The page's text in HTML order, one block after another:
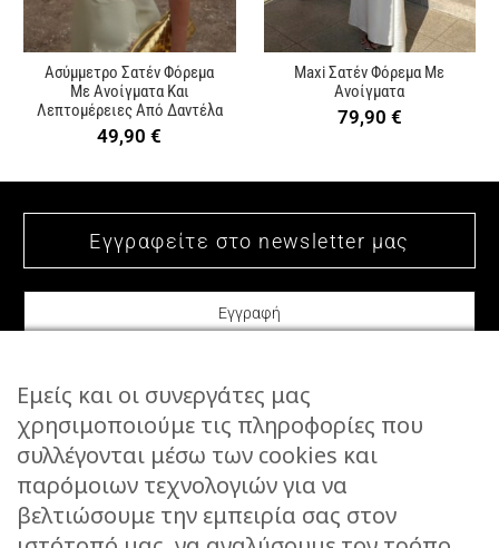
Ασύμμετρο Σατέν Φόρεμα
Με Ανοίγματα Και
Λεπτομέρειες Από Δαντέλα
49,90€
Maxi Σατέν Φόρεμα Με
Ανοίγματα
79,90 €
ΕΠΙΚΟΙΝΩΝΙΑ
STORIES
ΕΠΙΣΤΡΟΦΕΣ
Εμείς και οι συνεργάτες μας
χρησιμοποιούμε τις πληροφορίες που
συλλέγονται μέσω των cookies και
παρόμοιων τεχνολογιών για να
βελτιώσουμε την εμπειρία σας στον